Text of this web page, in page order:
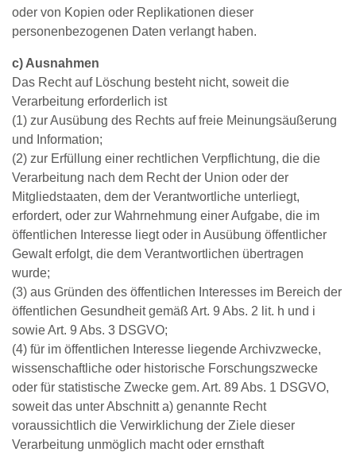
oder von Kopien oder Replikationen dieser
personenbezogenen Daten verlangt haben.
c) Ausnahmen
Das Recht auf Löschung besteht nicht, soweit die
Verarbeitung erforderlich ist
(1) zur Ausübung des Rechts auf freie Meinungsäußerung
und Information;
(2) zur Erfüllung einer rechtlichen Verpflichtung, die die
Verarbeitung nach dem Recht der Union oder der
Mitgliedstaaten, dem der Verantwortliche unterliegt,
erfordert, oder zur Wahrnehmung einer Aufgabe, die im
öffentlichen Interesse liegt oder in Ausübung öffentlicher
Gewalt erfolgt, die dem Verantwortlichen übertragen
wurde;
(3) aus Gründen des öffentlichen Interesses im Bereich der
öffentlichen Gesundheit gemäß Art. 9 Abs. 2 lit. h und i
sowie Art. 9 Abs. 3 DSGVO;
(4) für im öffentlichen Interesse liegende Archivzwecke,
wissenschaftliche oder historische Forschungszwecke
oder für statistische Zwecke gem. Art. 89 Abs. 1 DSGVO,
soweit das unter Abschnitt a) genannte Recht
voraussichtlich die Verwirklichung der Ziele dieser
Verarbeitung unmöglich macht oder ernsthaft